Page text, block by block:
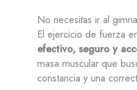
No necesitas ir al
El ejercicio de fuerza
efectivo, seguro y
masa muscular que
constancia y una